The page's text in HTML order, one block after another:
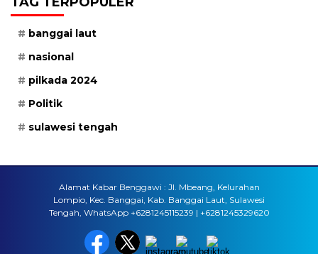
banggai laut
nasional
pilkada 2024
Politik
sulawesi tengah
Alamat Kabar Benggawi : Jl. Mbeang, Kelurahan
Lompio, Kec. Banggai, Kab. Banggai Laut, Sulawesi
Tengah, WhatsApp +6281245115239 | +6281245329620